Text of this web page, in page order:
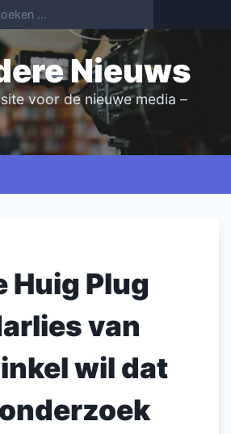
Nieuws
voor de nieuwe media –
Huig Plug
van
wil dat